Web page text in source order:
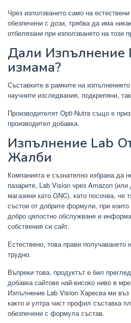
Чрез използването само на
обезпечени с дози, трябва да има
отбелязани при използването на този
Дали Изпълнение
измама?
Съставките в рамките на
научните изследвания, подкрепяни,
Производителят Opti-Nutra също е
производител добавка.
Изпълнение Lab
Жалби
Компанията е съзнателно избрана да
пазарите, Lab Vision чрез Amazon
магазини като GNC), като посочва, че
състои от добрите формули, при които
добро цялостно обслужване и
собствения си сайт.
Естествено, това прави получаването
трудно.
Въпреки това, продуктът е бил
добавка сайтове най-високо ниво в
Изпълнение Lab Vision Харесва ми въз
както и ултра чист профил съставка
обезпечени с формула състав.